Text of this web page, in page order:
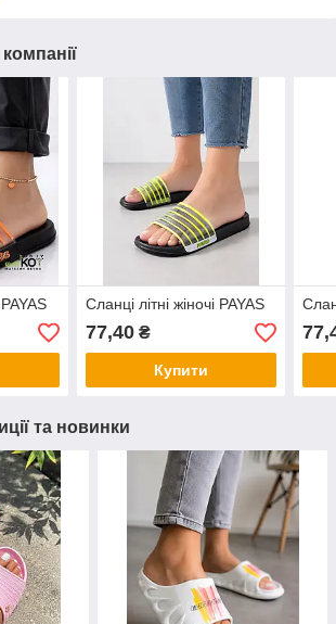
Сланці літні жіночі PAYAS
77,40₴
Купити
та новинки